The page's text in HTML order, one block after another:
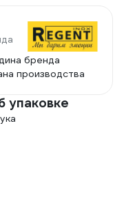
бренда
производства
упаковке